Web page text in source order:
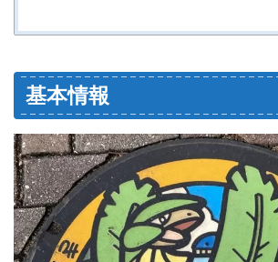
基本情報